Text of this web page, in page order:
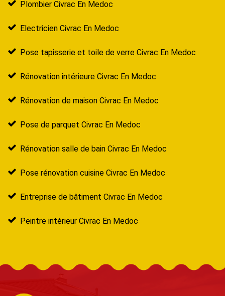
Plombier Civrac En Medoc
Electricien Civrac En Medoc
Pose tapisserie et toile de verre Civrac En Medoc
Rénovation intérieure Civrac En Medoc
Rénovation de maison Civrac En Medoc
Pose de parquet Civrac En Medoc
Rénovation salle de bain Civrac En Medoc
Pose rénovation cuisine Civrac En Medoc
Entreprise de bâtiment Civrac En Medoc
Peintre intérieur Civrac En Medoc